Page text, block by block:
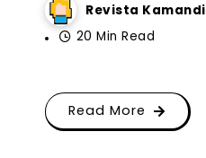
Revista Kamandi
20 Min Read
Read More